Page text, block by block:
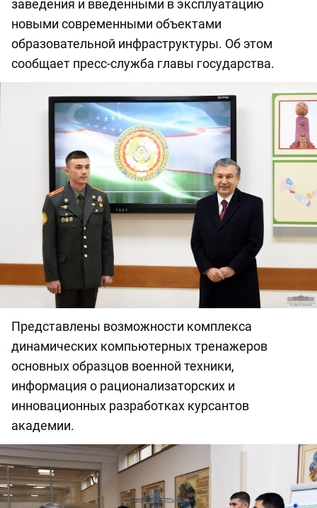
заведения и введенными в эксплуатацию
новыми современными объектами
образовательной инфраструктуры. Об этом
сообщает пресс-служба главы государства.
Представлены возможности комплекса
динамических компьютерных тренажеров
основных образцов военной техники,
информация о рационализаторских и
инновационных разработках курсантов
академии.